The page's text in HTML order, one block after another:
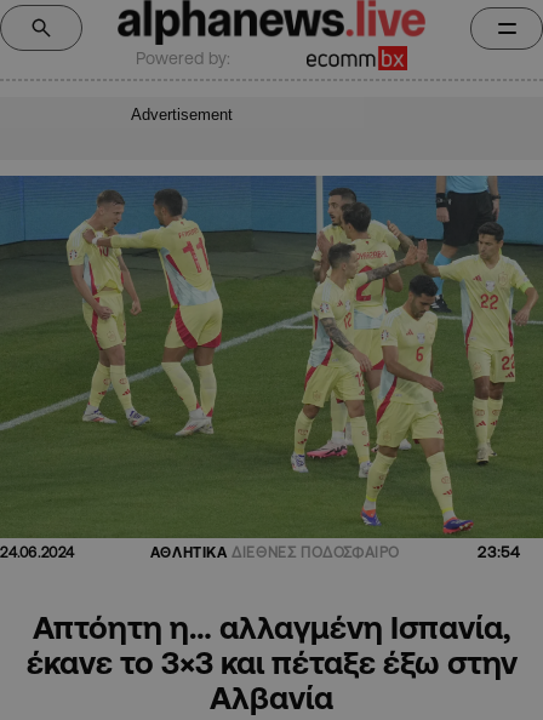
Powered by:
Advertisement
24.06.2024 ΑΘΛΗΤΙΚΑ ΔΙΕΘΝΕΣ ΠΟΔΟΣΦΑΙΡΟ 23:54
Απτόητη η… αλλαγμένη Ισπανία,
έκανε το 3×3 και πέταξε έξω στην
Αλβανία